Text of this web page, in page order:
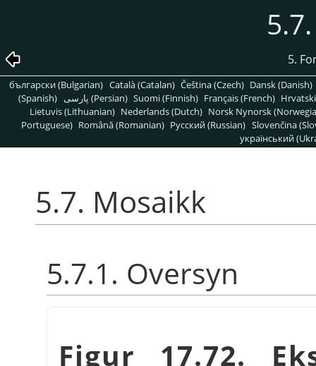
5.
български (Bulgarian) Català (Catalan) Čeština (Czech) Dansk (Danish)
(Spanish)
پارسی (Persian) Suomi (Finnish) Français (French)
Lietuvis (Lithuanian) Nederlands (Dutch) Norsk Nynorsk
Portuguese) Română (Romanian) Pусский (Russian) Slovenčina
український
5.7. Mosaikk
5.7.1. Oversyn
Figur 17.72.